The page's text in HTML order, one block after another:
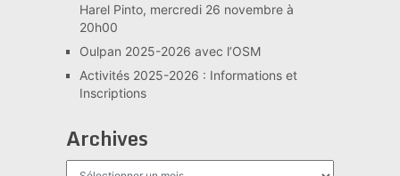
Harel Pinto, mercredi 26 novembre à
20h00
Oulpan 2025-2026 avec l’OSM
Activités 2025-2026 : Informations et
Inscriptions
Archives
Archives